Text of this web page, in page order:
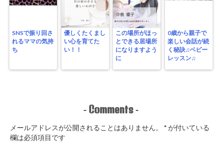
SNSで振り回さ
れるママの気持
ち
優しくたくまし
い心を育てた
い！！
この場所がほっ
とできる居場所
になりますよう
に
0歳から親子で
楽しい会話が続
く秘訣♫ベビー
レッスン♫
- Comments -
メールアドレスが公開されることはありません。 *が付いている
欄は必須項目です